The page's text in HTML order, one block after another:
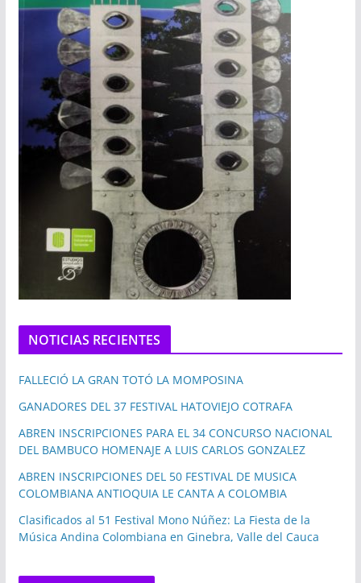
NOTICIAS RECIENTES
FALLECIÓ LA GRAN TOTÓ LA MOMPOSINA
GANADORES DEL 37 FESTIVAL HATOVIEJO COTRAFA
ABREN INSCRIPCIONES PARA EL 34 CONCURSO NACIONAL
DEL BAMBUCO HOMENAJE A LUIS CARLOS GONZALEZ
ABREN INSCRIPCIONES DEL 50 FESTIVAL DE MUSICA
COLOMBIANA ANTIOQUIA LE CANTA A COLOMBIA
Clasificados al 51 Festival Mono Núñez: La Fiesta de la
Música Andina Colombiana en Ginebra, Valle del Cauca